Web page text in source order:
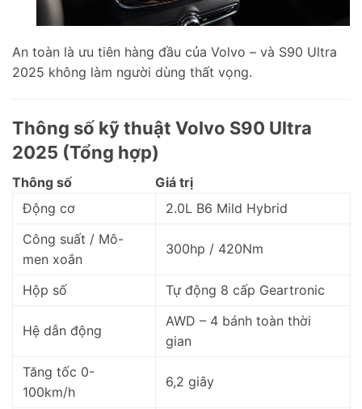
An toàn là ưu tiên hàng đầu của Volvo – và S90 Ultra
2025 không làm người dùng thất vọng.
Thông số kỹ thuật Volvo S90 Ultra
2025 (Tổng hợp)
Thông số
Giá trị
Động cơ
2.0L B6 Mild Hybrid
Công suất / Mô-
men xoắn
300hp / 420Nm
Hộp số Tự động 8 cấp Geartronic
Hệ dẫn động
AWD – 4 bánh toàn thời
gian
Tăng tốc 0-
100km/h
6,2 giây